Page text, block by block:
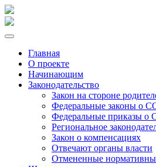
Главная
О проекте
Начинающим
Законодательство
Закон на стороне
Федеральные законы о
Федеральные приказы о
Региональное
Закон о компенсациях
Отвечают органы власти
Отмененные